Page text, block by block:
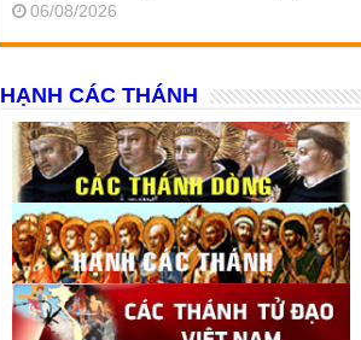
06/08/2026
HẠNH CÁC THÁNH